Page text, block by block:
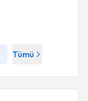
Tümü